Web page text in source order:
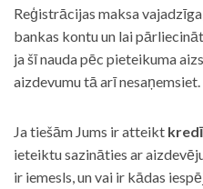
Reģistrācijas maksa
bankas kontu un lai
ja šī nauda pēc pieteikuma
aizdevumu tā arī nesaņemsiet.
Ja tiešām Jums ir atteikt
ieteiktu sazināties ar
ir iemesls, un vai ir kādas